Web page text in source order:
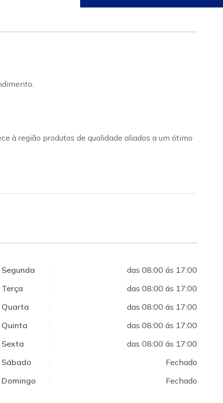
à região produtos de qualidade aliados a um ótimo
Segunda :
das 08:00 ás 17:00
Terça
:
das 08:00 ás 17:00
Quarta
:
das 08:00 ás 17:00
Quinta
:
das 08:00 ás 17:00
Sexta
:
das 08:00 ás 17:00
Sábado
:
Fechado
Domingo
: Fechado